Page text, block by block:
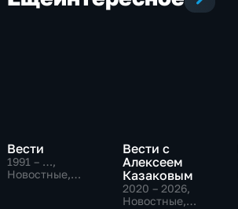
Вести
1991 – …,
Новостные,
Вести с
Алексеем
Казаковым
2020 – 2026,
Новостные,